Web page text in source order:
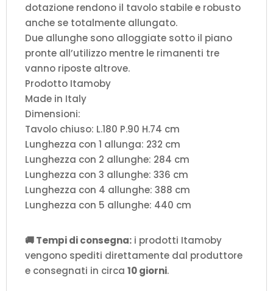
dotazione rendono il tavolo stabile e robusto
anche se totalmente allungato.
Due allunghe sono alloggiate sotto il piano
pronte all’utilizzo mentre le rimanenti tre
vanno riposte altrove.
Prodotto Itamoby
Made in Italy
Dimensioni:
Tavolo chiuso: L.180 P.90 H.74 cm
Lunghezza con 1 allunga: 232 cm
Lunghezza con 2 allunghe: 284 cm
Lunghezza con 3 allunghe: 336 cm
Lunghezza con 4 allunghe: 388 cm
Lunghezza con 5 allunghe: 440 cm
🚚 Tempi di consegna: i prodotti Itamoby
vengono spediti direttamente dal produttore
e consegnati in circa 10 giorni.